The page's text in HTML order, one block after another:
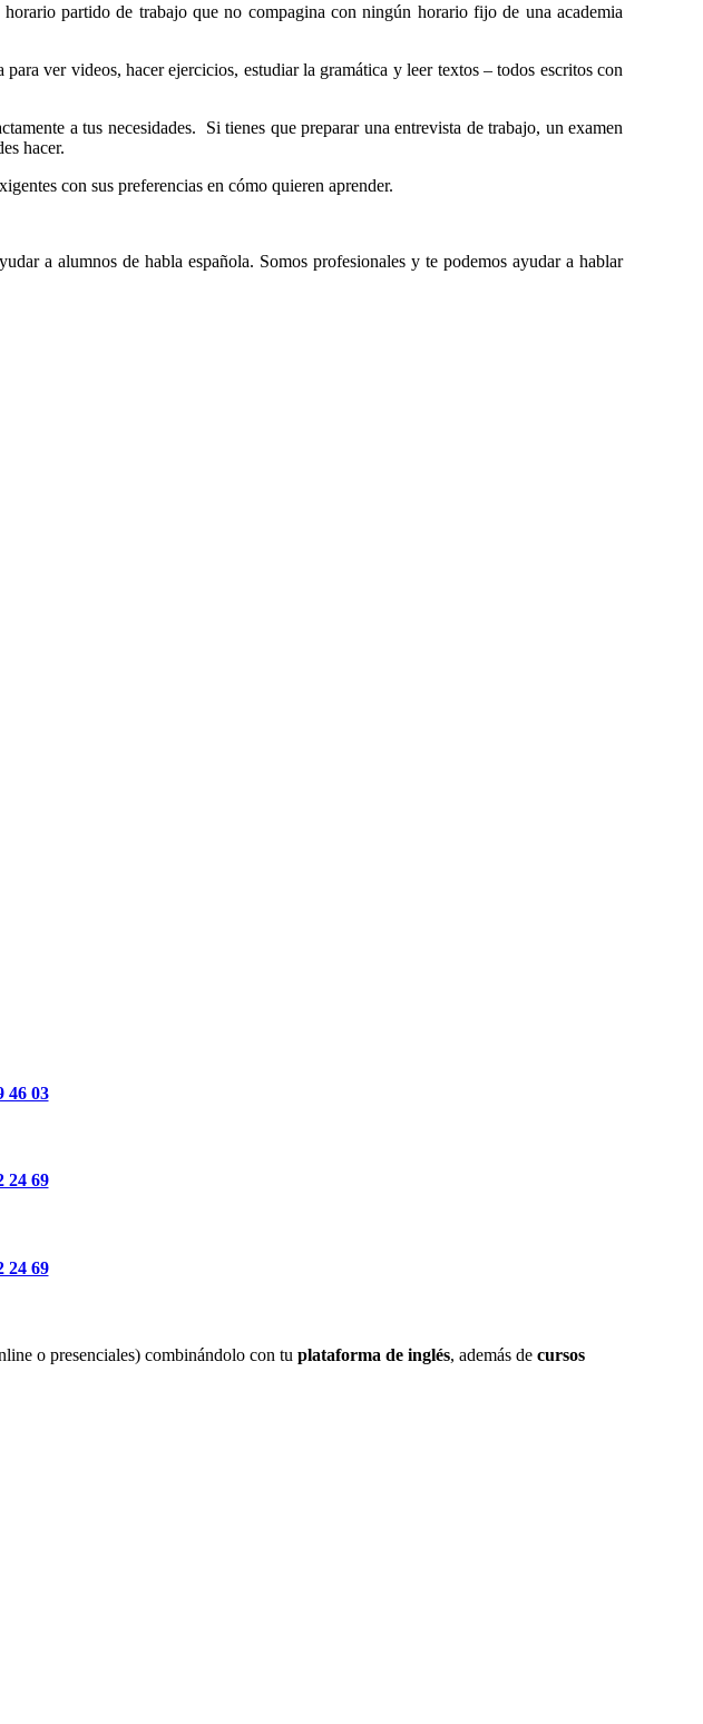
partido de trabajo que no compagina con ningún horario fijo de una academia
ver videos, hacer ejercicios, estudiar la gramática y leer textos – todos escritos con
a tus necesidades.
Si tienes que preparar una entrevista de trabajo, un examen
hacer.
con sus preferencias en cómo quieren aprender.
a alumnos de habla española. Somos profesionales y te podemos ayudar a hablar
46 03
24 69
24 69
o presenciales) combinándolo con tu plataforma de inglés, además de cursos